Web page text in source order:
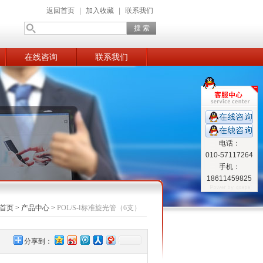
返回首页 加入收藏 联系我们
在线咨询 联系我们
首页 > 产品中心 > POL/S-Ⅰ标准旋光管（6支）
分享到：
电话：
010-57117264
手机：
18611459825